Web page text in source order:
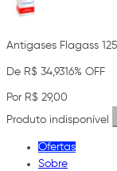
Antigases Flagass
De R$ 34,9316% OFF
Por R$ 29,00
Produto indisponível
Ofertas
Sobre